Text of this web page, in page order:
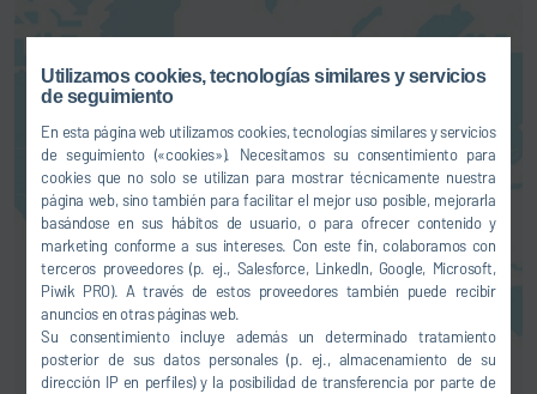
Utilizamos cookies, tecnologías similares y servicios
de seguimiento
En esta página web utilizamos cookies, tecnologías similares y servicios
de seguimiento («cookies»). Necesitamos su consentimiento para
cookies que no solo se utilizan para mostrar técnicamente nuestra
página web, sino también para facilitar el mejor uso posible, mejorarla
basándose en sus hábitos de usuario, o para ofrecer contenido y
marketing conforme a sus intereses. Con este fin, colaboramos con
terceros proveedores (p. ej., Salesforce, LinkedIn, Google, Microsoft,
Piwik PRO). A través de estos proveedores también puede recibir
anuncios en otras páginas web.
Su consentimiento incluye además un determinado tratamiento
posterior de sus datos personales (p. ej., almacenamiento de su
dirección IP en perfiles) y la posibilidad de transferencia por parte de
Aquí puede activar un servicio de
mapas. Esto implica una
dirección IP) al proveedor en
cuestión, tal como le explicamos
en nuestrapolítica de privacidad .
AUTORIZACIÓN